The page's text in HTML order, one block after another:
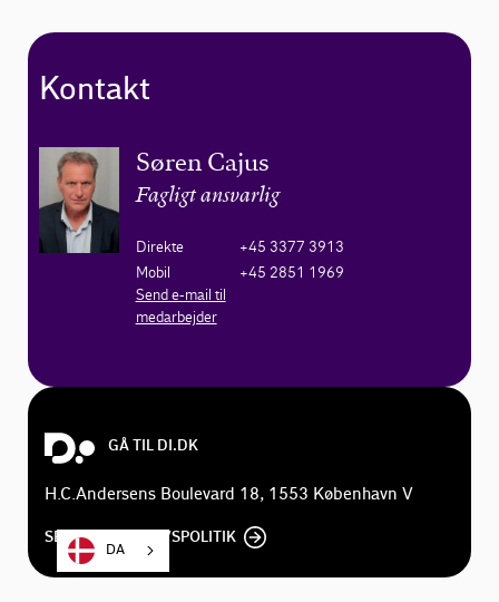
Kontakt
Søren Cajus
Fagligt ansvarlig
Direkte
+45 3377 3913
Mobil
+45 2851 1969
Send e-mail til
medarbejder
GÅ TIL DI.DK
H.C.Andersens Boulevard 18, 1553 København V
SE DI'S PRIVATLIVSPOLITIK
DA